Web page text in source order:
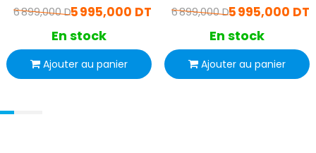
5 995,000 DT
6 899,000 DT
En stock
Ajouter au panier
5 995,000 DT
6 899,000 DT
En stock
Ajouter au panier